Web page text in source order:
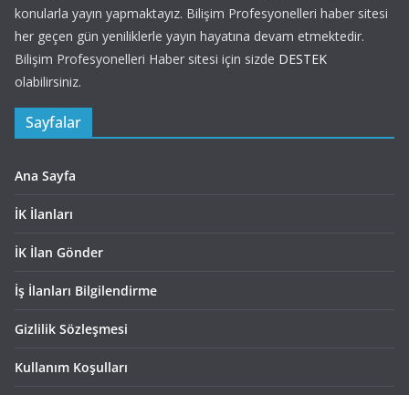
konularla yayın yapmaktayız. Bilişim Profesyonelleri haber sitesi
her geçen gün yeniliklerle yayın hayatına devam etmektedir.
Bilişim Profesyonelleri Haber sitesi için sizde DESTEK
olabilirsiniz.
Sayfalar
Ana Sayfa
İK İlanları
İK İlan Gönder
İş İlanları Bilgilendirme
Gizlilik Sözleşmesi
Kullanım Koşulları